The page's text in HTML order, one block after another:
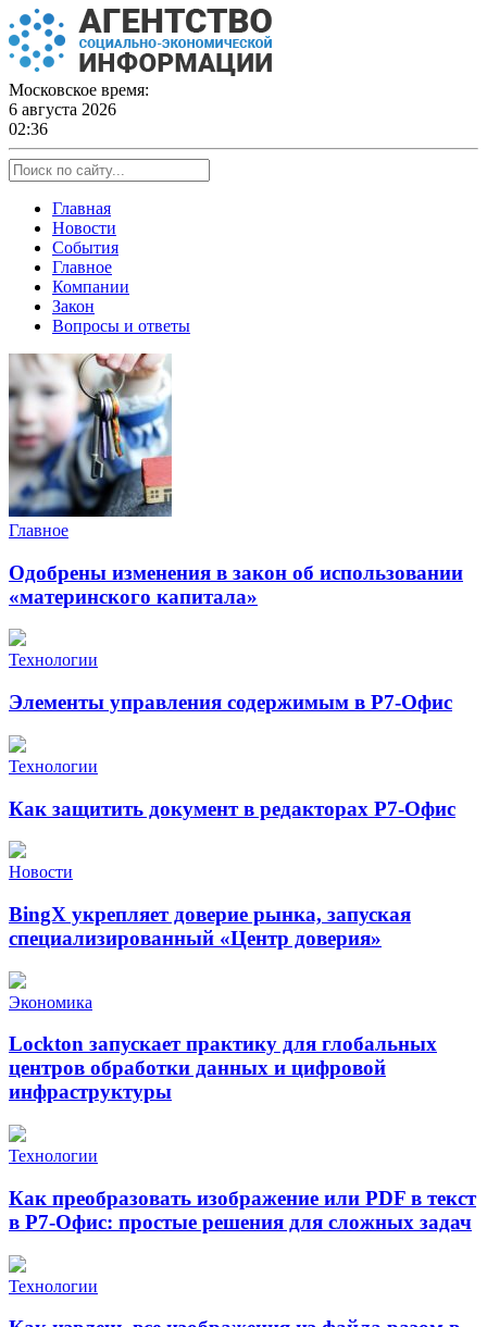
Skip
to
content
Московское время:
6 августа 2026
02:36
Главная
Новости
События
Главное
Компании
Закон
Вопросы и ответы
Главное
Одобрены изменения в закон об использовании
«материнского капитала»
Технологии
Элементы управления содержимым в Р7-Офис
Технологии
Как защитить документ в редакторах Р7-Офис
Новости
BingX укрепляет доверие рынка, запуская
специализированный «Центр доверия»
Экономика
Lockton запускает практику для глобальных
центров обработки данных и цифровой
инфраструктуры
Технологии
Как преобразовать изображение или PDF в текст
в Р7-Офис: простые решения для сложных задач
Технологии